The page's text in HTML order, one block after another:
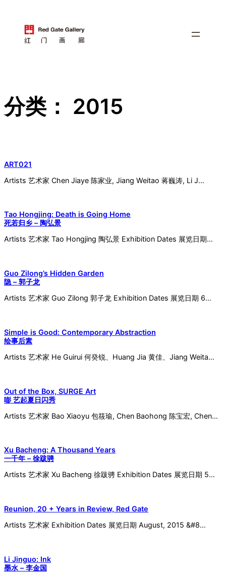
分类： 2015
ART021
Artists 艺术家 Chen Jiaye 陈家业, Jiang Weitao 蒋巍涛, Li J…
Tao Hongjing: Death is Going Home
死若归乡 – 陶弘景
Artists 艺术家 Tao Hongjing 陶弘景 Exhibition Dates 展览日期…
Guo Zilong’s Hidden Garden
隐 – 郭子龙
Artists 艺术家 Guo Zilong 郭子龙 Exhibition Dates 展览日期 6…
Simple is Good: Contemporary Abstraction
绘事后素
Artists 艺术家 He Guirui 何癸锐、Huang Jia 黄佳、Jiang Weita…
Out of the Box, SURGE Art
嘭 艺起夏日闪秀
Artists 艺术家 Bao Xiaoyu 包筱瑜, Chen Baohong 陈宝宏, Chen…
Xu Bacheng: A Thousand Years
一千年 – 徐跋骋
Artists 艺术家 Xu Bacheng 徐跋骋 Exhibition Dates 展览日期 5…
Reunion, 20 + Years in Review, Red Gate
Artists 艺术家 Exhibition Dates 展览日期 August, 2015 &#8…
Li Jinguo: Ink
墨水 – 李金国